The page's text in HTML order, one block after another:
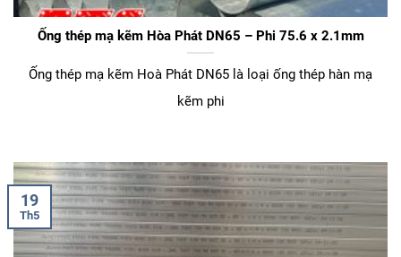
Ống thép mạ kẽm Hòa Phát DN65 – Phi 75.6 x 2.1mm
Ống thép mạ kẽm Hoà Phát DN65 là loại ống thép hàn mạ
kẽm phi
19
Th5